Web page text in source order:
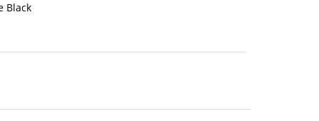
Black